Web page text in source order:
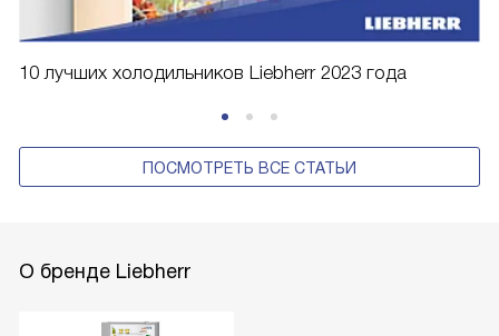
10 лучших холодильников Liebherr 2023 года
ПОСМОТРЕТЬ ВСЕ СТАТЬИ
О бренде Liebherr